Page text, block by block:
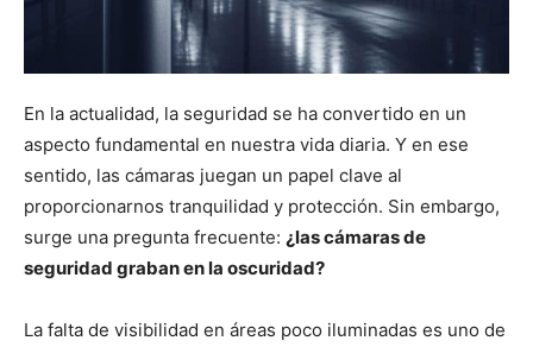
En la actualidad, la seguridad se ha convertido en un
aspecto fundamental en nuestra vida diaria. Y en ese
sentido, las cámaras juegan un papel clave al
proporcionarnos tranquilidad y protección. Sin embargo,
surge una pregunta frecuente: ¿las cámaras de
seguridad graban en la oscuridad?
La falta de visibilidad en áreas poco iluminadas es uno de